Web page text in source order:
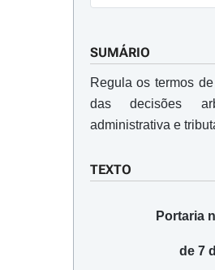
SUMÁRIO
Regula os termos
das decisões
administrativa e
TEXTO
Portaria
de 7